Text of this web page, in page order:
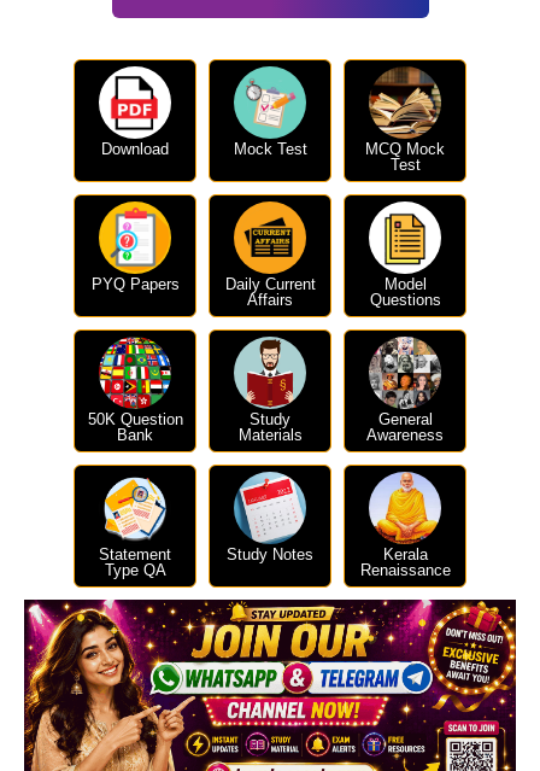
Download Mock Test
MCQ Mock
Test
PYQ Papers
Daily Current
Affairs
Model
Questions
50K Question
Bank
Study
Materials
General
Awareness
Statement
Type QA
Study Notes
Kerala
Renaissance